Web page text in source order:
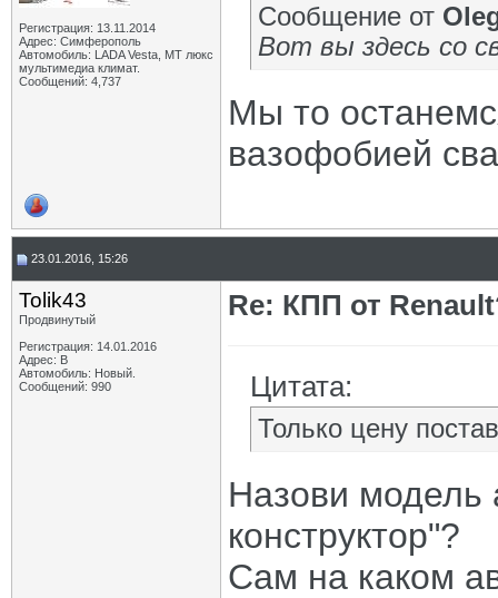
Регистрация: 13.11.2014
Адрес: Симферополь
Автомобиль: LADA Vesta, МТ люкс
мультимедиа климат.
Сообщений: 4,737
Сообщение от
Вот вы здесь со
Мы то
вазофобией
23.01.2016, 15:26
Tolik43
Продвинутый
Регистрация: 14.01.2016
Адрес: В
Автомобиль: Новый.
Сообщений: 990
Re: КПП от
Цитата:
Только цену
Назови модель
конструктор"?
Сам на каком